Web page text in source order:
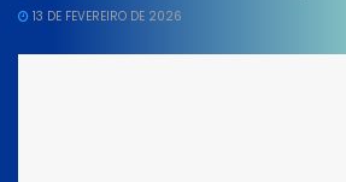
13 DE FEVEREIRO DE 2026